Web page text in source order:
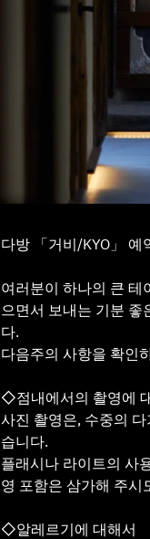
다방 「거비/KYO」 예
여러분이 하나의 큰 테
으면서 보내는 기분 좋
다.
다음주의 사항을 확인
◇점내에서의 촬영에
사진 촬영은, 수중의
습니다.
플래시나 라이트의 사
영 포함은 삼가해 주시
◇알레르기에 대해서